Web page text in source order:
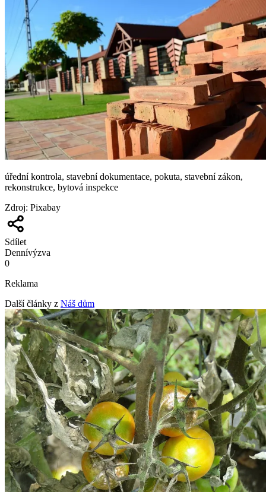
úřední kontrola, stavební dokumentace, pokuta, stavební zákon,
rekonstrukce, bytová inspekce
Zdroj: Pixabay
Sdílet
Dennívýzva
0
Reklama
Další články z Náš dům